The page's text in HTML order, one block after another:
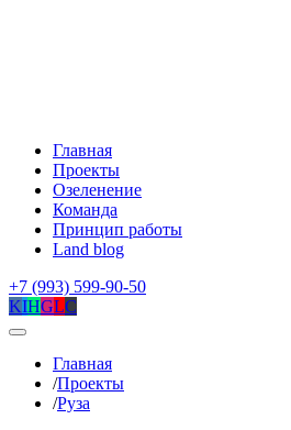
Главная
Проекты
Озеленение
Команда
Принцип работы
Land blog
+7 (993) 599-90-50
KIHGLC
Главная
/Проекты
/Руза